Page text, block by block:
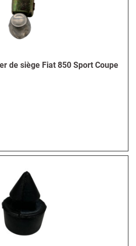
de siège Fiat 850 Sport Coupe